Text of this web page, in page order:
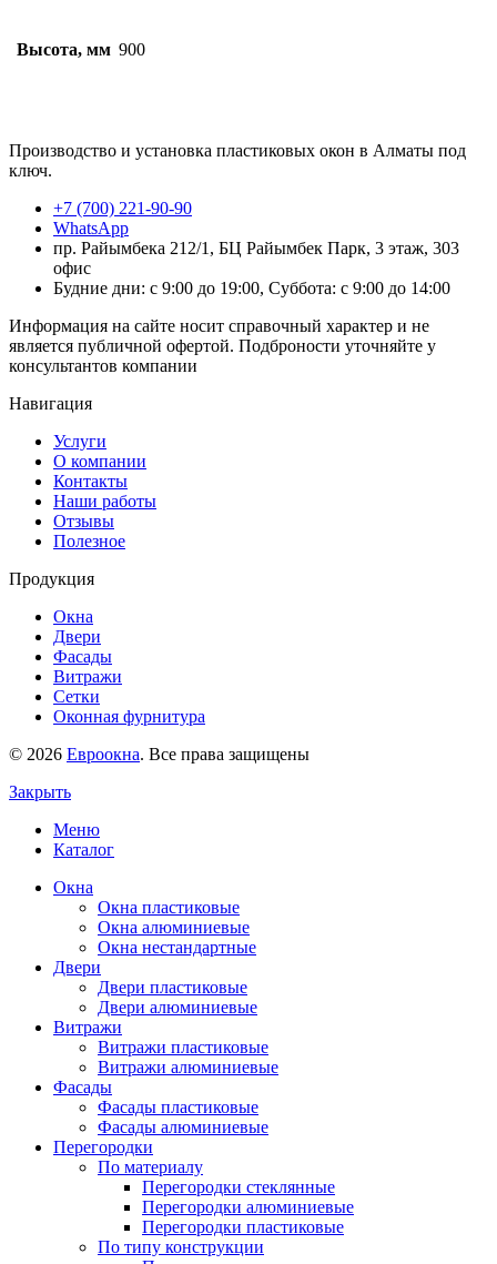
Высота, мм 900
Производство и установка пластиковых окон в Алматы под
ключ.
+7 (700) 221-90-90
WhatsApp
пр. Райымбека 212/1, БЦ Райымбек Парк, 3 этаж, 303
офис
Будние дни: с 9:00 до 19:00, Суббота: с 9:00 до 14:00
Информация на сайте носит справочный характер и не
является публичной офертой. Подброности уточняйте у
консультантов компании
Навигация
Услуги
О компании
Контакты
Наши работы
Отзывы
Полезное
Продукция
Окна
Двери
Фасады
Витражи
Сетки
Оконная фурнитура
© 2026 Евроокна. Все права защищены
Закрыть
Меню
Каталог
Окна
Окна пластиковые
Окна алюминиевые
Окна нестандартные
Двери
Двери пластиковые
Двери алюминиевые
Витражи
Витражи пластиковые
Витражи алюминиевые
Фасады
Фасады пластиковые
Фасады алюминиевые
Перегородки
По материалу
Перегородки стеклянные
Перегородки алюминиевые
Перегородки пластиковые
По типу конструкции